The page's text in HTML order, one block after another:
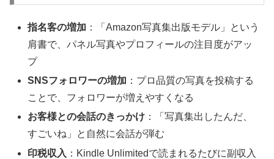
指名客の増加 ：「Amazon写真集出版モデル」という
肩書で、パネル写真やプロフィールの注目度がアッ
プ
SNSフォロワーの増加 ：プロ品質の写真を投稿する
ことで、フォロワーが増えやすくなる
お客様との会話のきっかけ ：「写真集出したんだ、
すごいね」と自然に会話が弾む
印税収入 ：Kindle Unlimitedで読まれるたびに副収入